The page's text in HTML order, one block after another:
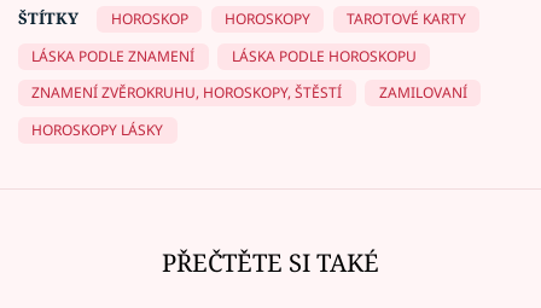
ŠTÍTKY
HOROSKOP HOROSKOPY
TAROTOVÉ KARTY
LÁSKA PODLE ZNAMENÍ
LÁSKA PODLE HOROSKOPU
ZNAMENÍ ZVĚROKRUHU, HOROSKOPY, ŠTĚSTÍ
ZAMILOVANÍ
HOROSKOPY LÁSKY
PŘEČTĚTE SI TAKÉ